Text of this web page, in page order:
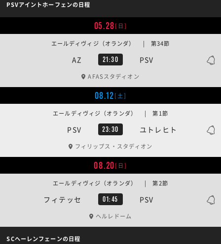
PSVアイントホーフェンの日程
05.28[日]
AZ 21:30 PSV
エールディヴィジ（オランダ） | 第34節
AFASスタディオン
08.12[土]
PSV 23:30 ユトレヒト
エールディヴィジ（オランダ） | 第1節
フィリップス・スタディオン
08.20[日]
フィテッセ 01:45 PSV
エールディヴィジ（オランダ） | 第2節
ヘルレドーム
SCヘーレンフェーンの日程